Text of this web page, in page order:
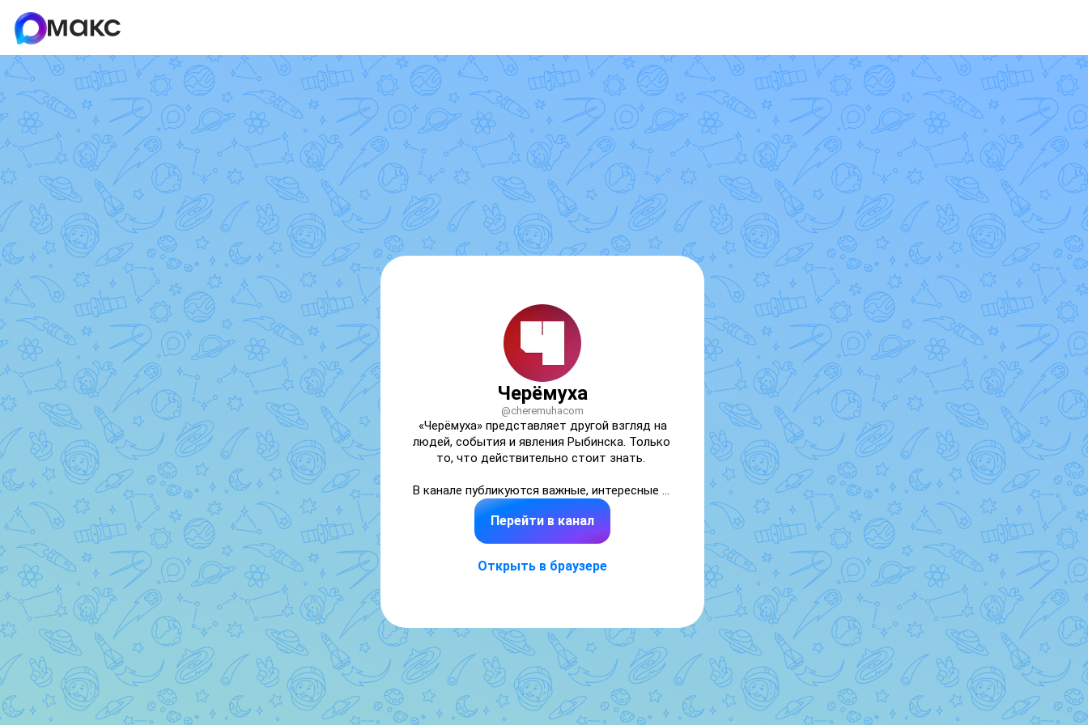
Черёмуха
@cheremuhacom
«Черёмуха» представляет другой взгляд на
людей, события и явления Рыбинска. Только
то, что действительно стоит знать.
В канале публикуются важные, интересные и
эксклюзивные сообщения. Больше
информации — на сайте «Ч»: cheremuha.com.
Остаёмся на связи.
Перейти в канал
Открыть в браузере